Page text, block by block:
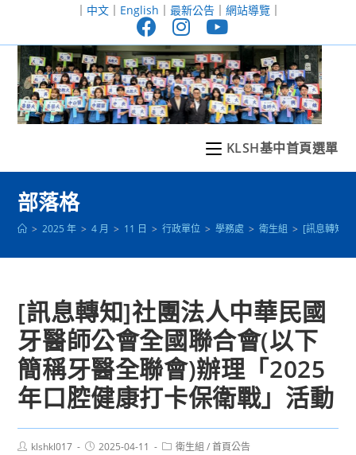
至
｜ 中文｜ English ｜ 最新公告｜ 網站導覽｜
KLSH基中首頁選單
部落格
> 2025 年 > 4 月 > 11 日 > 行政單位 > 學務處 > 衛生組 > [訊息轉知]
[訊息轉知]社團法人中華民國
牙醫師公會全國聯合會(以下
簡稱牙醫全聯會)辦理「2025
年口腔健康打卡保衛戰」活動
Postklshkl017
Post2025-04-11
Post衛生組 / 首頁公告